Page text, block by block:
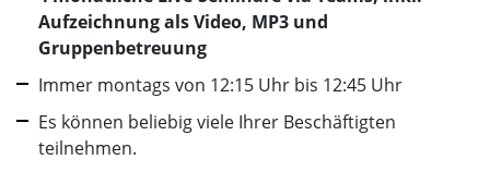
Aufzeichnung als Video, MP3 und
Gruppenbetreuung
Immer montags von 12:15 Uhr bis 12:45 Uhr
Es können beliebig viele Ihrer Beschäftigten
teilnehmen.